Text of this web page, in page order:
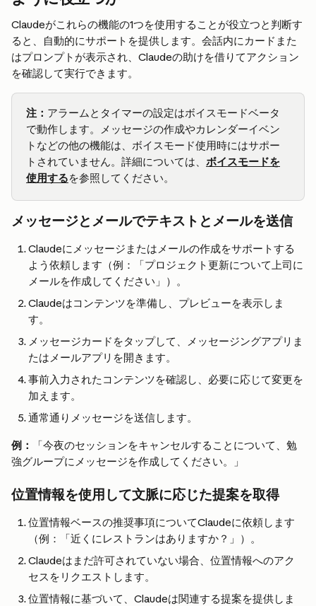
Claudeがこれらの機能の1つを使用することが役立つと判断す
ると、自動的にサポートを提供します。会話内にカードまた
はプロンプトが表示され、Claudeの助けを借りてアクション
を確認して実行できます。
注： アラームとタイマーの設定はボイスモードベータ
で動作します。メッセージの作成やカレンダーイベン
トなどの他の機能は、ボイスモード使用時にはサポー
トされていません。詳細については、 ボイスモードを
使用するを参照してください。
メッセージとメールでテキストとメールを送信
Claudeにメッセージまたはメールの作成をサポートする
よう依頼します（例：「プロジェクト更新について上司に
メールを作成してください」）。
Claudeはコンテンツを準備し、プレビューを表示しま
す。
メッセージカードをタップして、メッセージングアプリま
たはメールアプリを開きます。
事前入力されたコンテンツを確認し、必要に応じて変更を
加えます。
通常通りメッセージを送信します。
例：
「今夜のセッションをキャンセルすることについて、勉
強グループにメッセージを作成してください。」
位置情報を使用して文脈に応じた提案を取得
位置情報ベースの推奨事項についてClaudeに依頼します
（例：「近くにレストランはありますか？」）。
Claudeはまだ許可されていない場合、位置情報へのアク
セスをリクエストします。
位置情報に基づいて、Claudeは関連する提案を提供しま